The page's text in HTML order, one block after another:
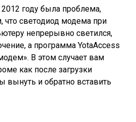
году была проблема,
светодиод модема при
непрерывно светился,
а программа YotaAccess
В этом случает вам
как после загрузки
вынуть и обратно вставить